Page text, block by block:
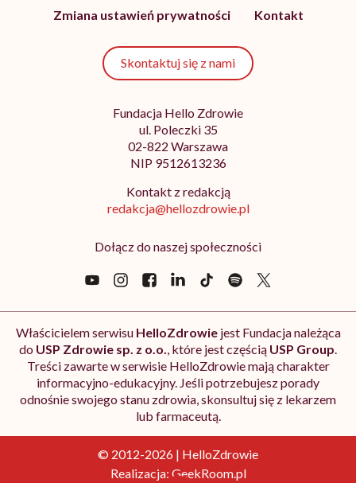
Zmiana ustawień prywatności
Kontakt
Skontaktuj się z nami
Fundacja Hello Zdrowie
ul. Poleczki 35
02-822 Warszawa
NIP 9512613236
Kontakt z redakcją
redakcja@hellozdrowie.pl
Dołącz do naszej społeczności
Właścicielem serwisu HelloZdrowiejest Fundacja należąca
do USP Zdrowie sp. z o.o., które jest częścią USP Group.
Treści zawarte w serwisie HelloZdrowie mają charakter
informacyjno-edukacyjny. Jeśli potrzebujesz porady
odnośnie swojego stanu zdrowia, skonsultuj się z lekarzem
lub farmaceutą.
© 2012-2026 | HelloZdrowie
Realizacja: GeekRoom.pl